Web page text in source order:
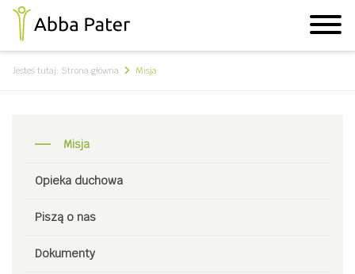
Jesteś tutaj: Strona główna Misja
Misja
Opieka duchowa
Piszą o nas
Dokumenty